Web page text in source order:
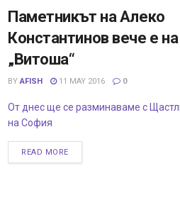
Паметникът на Алеко
Константинов вече е
„Витоша“
BY AFISH 11 MAY 2016 0
От днес ще се разминаваме с
на София
READ MORE